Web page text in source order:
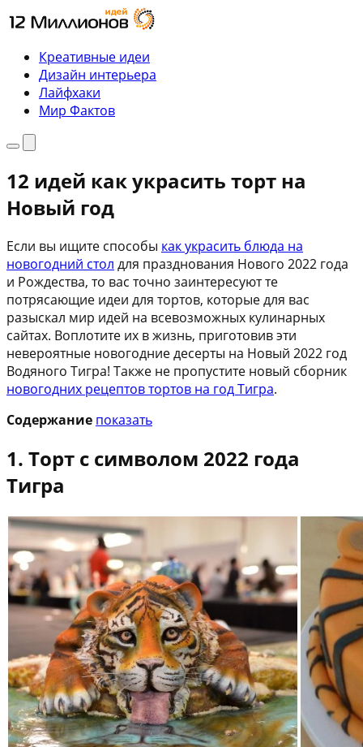
Перейти
к
содержимому
Креативные идеи
Дизайн интерьера
Лайфхаки
Мир Фактов
МенюПоиск
12 идей как украсить торт на
Новый год
Если вы ищите способы как украсить блюда на
новогодний стол для празднования Нового 2022 года
и Рождества, то вас точно заинтересуют те
потрясающие идеи для тортов, которые для вас
разыскал мир идей на всевозможных кулинарных
сайтах. Воплотите их в жизнь, приготовив эти
невероятные новогодние десерты на Новый 2022 год
Водяного Тигра! Также не пропустите новый сборник
новогодних рецептов тортов на год Тигра.
Содержание показать
1. Торт с символом 2022 года
Тигра